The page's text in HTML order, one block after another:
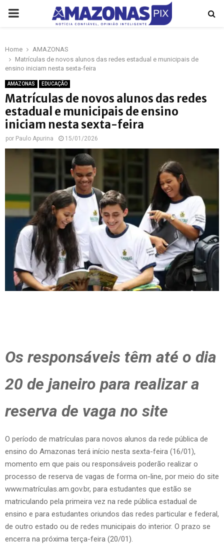
PRIMARY
Home
AMAZONAS
Matrículas de novos alunos das redes estadual e municipais de
ensino iniciam nesta sexta-feira
AMAZONAS EDUCAÇÃO
Matrículas de novos alunos das redes
estadual e municipais de ensino
iniciam nesta sexta-feira
por Paulo Apurina 15/01/2026
Os responsáveis têm até o dia
20 de janeiro para realizar a
reserva de vaga no site
O período de matrículas para novos alunos da rede pública de
ensino do Amazonas terá início nesta sexta-feira (16/01),
momento em que pais ou responsáveis poderão realizar o
processo de reserva de vagas de forma on-line, por meio do site
www.matrículas.am.gov.br, para estudantes que estão se
matriculando pela primeira vez na rede pública estadual de
ensino e para estudantes oriundos das redes particular e federal,
de outro estado ou de redes municipais do interior. O prazo se
encerra na próxima terça-feira (20/01).